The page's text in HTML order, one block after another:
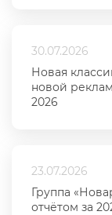
30.07.2026
Новая
новой
2026
23.07.2026
Группа
отчётом за